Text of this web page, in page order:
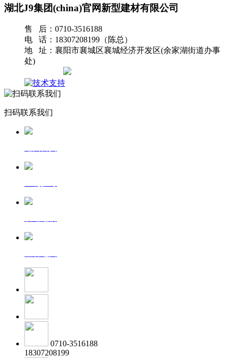
湖北J9集团(china)官网新型建材有限公司
售 后：0710-3516188
电 话：18307208199（陈总）
地 址：襄阳市襄城区襄城经济开发区(余家湖街道办事
处)
扫码联系我们
0710-3516188
18307208199